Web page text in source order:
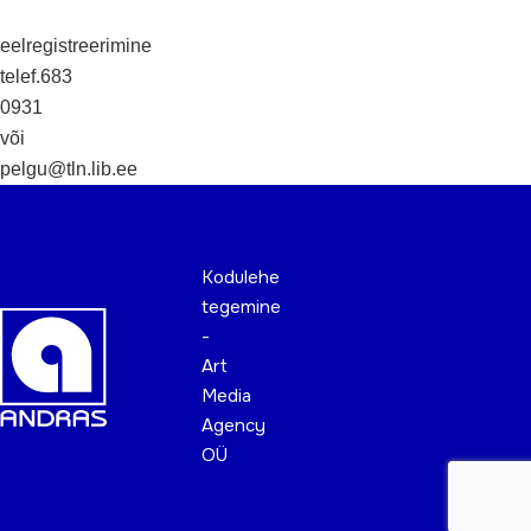
eelregistreerimine
telef.683
0931
või
pelgu@tln.lib.ee
Kodulehe
tegemine
-
Art
Media
Agency
OÜ